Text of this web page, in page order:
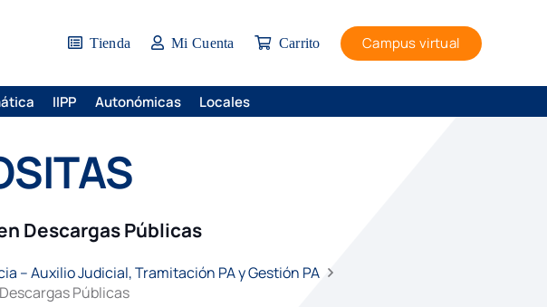
Tienda Mi Cuenta Carrito Campus virtual
IIPP Autonómicas Locales
Descargas Públicas
– Auxilio Judicial, Tramitación PA y Gestión PA
Públicas